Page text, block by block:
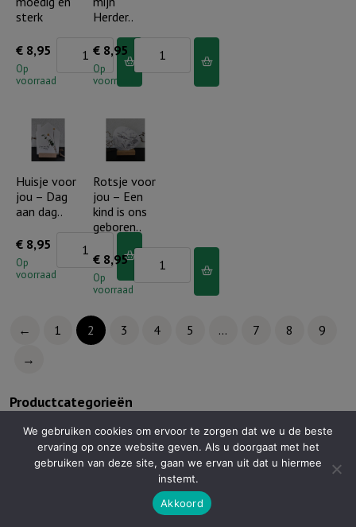
Productcategorieën
Troost en bemoediging
Outlet
sterk
€ 8,95
Op
voorraad
Muurvorm
en
sterk
aantal
Herder..
€ 8,95
Op
voorraad
Huisje
voor
jou
De
Heere
is
mijn
Herder..
Huisje voor
jou – Dag
aan dag..
€ 8,95
Op
voorraad
Dag
Rotsje voor
jou – Een
kind is ons
geboren..
€ 8,95
Op
voorraad
Rotsje
voor
geboren..
aantal
← 1 2 3 4 5 … 7 8
9
→
We gebruiken cookies om ervoor te zorgen dat we u de beste
ervaring op onze website geven. Als u doorgaat met het
gebruiken van deze site, gaan we ervan uit dat u hiermee
instemt.
Akkoord